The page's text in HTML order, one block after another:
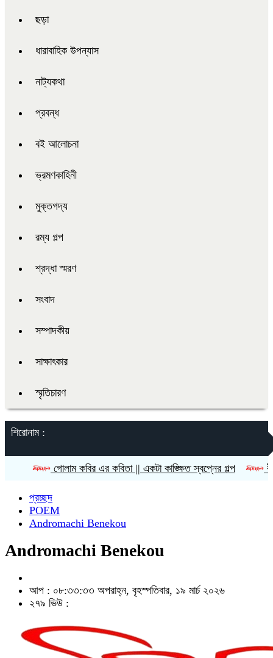
ছড়া
ধারাবাহিক উপন্যাস
নাট্যকথা
প্রবন্ধ
বই আলোচনা
ভ্রমণকাহিনী
মুক্তগদ্য
রম্য গল্প
শ্রদ্ধা স্মরণ
সংবাদ
সম্পাদকীয়
সাক্ষাৎকার
স্মৃতিচারণ
শিরোনাম :
গোলাম কবির এর কবিতা || একটা কাঙ্ক্ষিত স্বপ্নের গল্প রীতি চাকমা’র
প্রচ্ছদ
POEM
Andromachi Benekou
Andromachi Benekou
আপ : ০৮:৩৩:৩৩ অপরাহ্ন, বৃহস্পতিবার, ১৯ মার্চ ২০২৬
২৭৯ ভিউ :